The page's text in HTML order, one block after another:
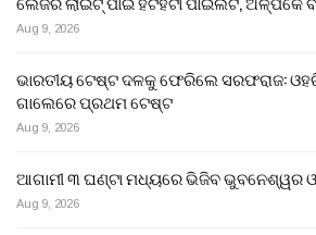
Aug 9, 2026
ଭାରତୀୟ ଟେଷ୍ଟ ଦଳକୁ ଫେରିଲେ ସରଫରାଜ:
ଗାଲେରେ ପ୍ରଥମ ଟେଷ୍ଟ
Aug 9, 2026
ଆଗାମୀ ୩ ଘଣ୍ଟା ମଧ୍ୟରେ ଭିଜିବ ଭୁବନେଶ୍ୱର ଓ
Aug 9, 2026